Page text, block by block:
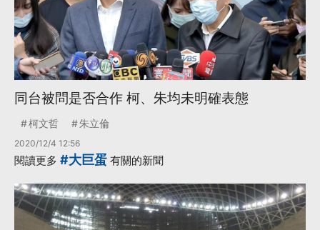
同台被問是否合作 柯、朱均未明確表態
柯文哲 朱立倫
2020/12/4 12:56
閱讀更多 #大巨蛋 有關的新聞